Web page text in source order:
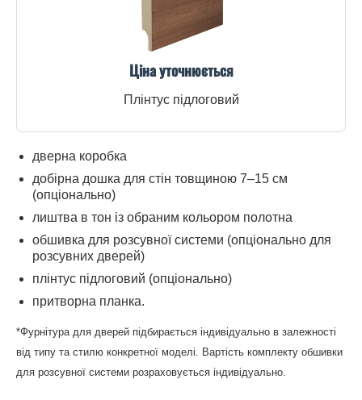
Ціна уточнюється
Плінтус підлоговий
дверна коробка
добірна дошка для стін товщиною 7–15 см
(опціонально)
лиштва в тон із обраним кольором полотна
обшивка для розсувної системи (опціонально для
розсувних дверей)
плінтус підлоговий (опціонально)
притворна планка.
*Фурнітура для дверей підбирається індивідуально в залежності
від типу та стилю конкретної моделі. Вартість комплекту обшивки
для розсувної системи розраховується індивідуально.